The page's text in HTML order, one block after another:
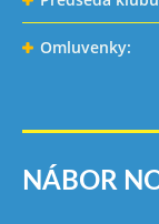
Omluvenky:
NÁBOR